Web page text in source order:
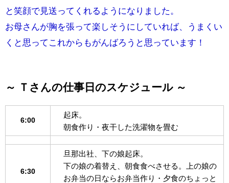
と笑顔で見送ってくれるようになりました。
お母さんが胸を張って楽しそうにしていれば、うまくい
くと思ってこれからもがんばろうと思っています！
～ Ｔさんの仕事日のスケジュール ～
6:00
起床。
朝食作り・夜干した洗濯物を畳む
6:30
旦那出社、下の娘起床。
下の娘の着替え、朝食食べさせる。上の娘の
お弁当の日ならお弁当作り・夕食のちょっと